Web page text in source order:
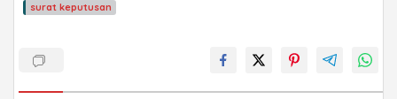
surat keputusan